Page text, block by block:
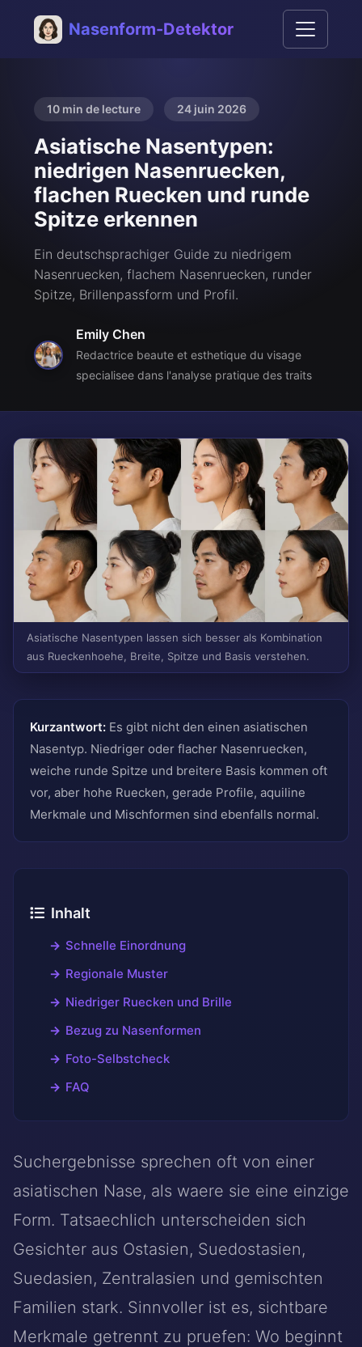
Nasenform-Detektor
10 min de lecture 24 juin 2026
Asiatische Nasentypen:
niedrigen Nasenruecken,
flachen Ruecken und runde
Spitze erkennen
Ein deutschsprachiger Guide zu niedrigem
Nasenruecken, flachem Nasenruecken, runder
Spitze, Brillenpassform und Profil.
Emily Chen
Redactrice beaute et esthetique du visage
specialisee dans l'analyse pratique des traits
Asiatische Nasentypen lassen sich besser als Kombination
aus Rueckenhoehe, Breite, Spitze und Basis verstehen.
Kurzantwort: Es gibt nicht den einen asiatischen
Nasentyp. Niedriger oder flacher Nasenruecken,
weiche runde Spitze und breitere Basis kommen oft
vor, aber hohe Ruecken, gerade Profile, aquiline
Merkmale und Mischformen sind ebenfalls normal.
Inhalt
Schnelle Einordnung
Regionale Muster
Niedriger Ruecken und Brille
Bezug zu Nasenformen
Foto-Selbstcheck
FAQ
Suchergebnisse sprechen oft von einer
asiatischen Nase, als waere sie eine einzige
Form. Tatsaechlich unterscheiden sich
Gesichter aus Ostasien, Suedostasien,
Suedasien, Zentralasien und gemischten
Familien stark. Sinnvoller ist es, sichtbare
Merkmale getrennt zu pruefen: Wo beginnt